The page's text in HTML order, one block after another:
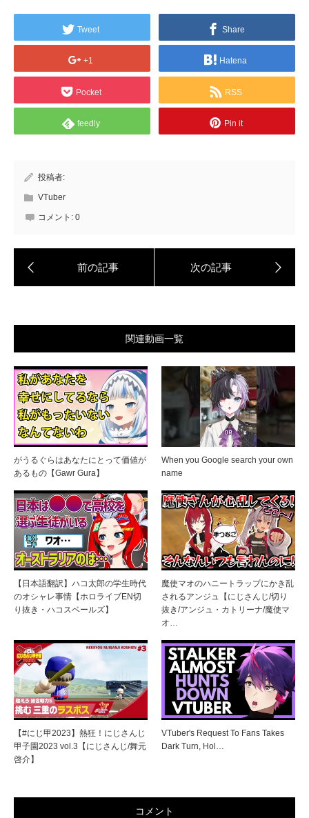
Tweet Share
+1 Hatena
Pocket RSS
feedly Pin it
投稿者:
VTuber
コメント: 0
関連動画一覧
がうるぐらはあなたにとって価値が
あるもの【Gawr Gura】
When you Google search your own
name
【日本語翻訳】ハコ太郎の学生時代
のオシャレ事情【ホロライブEN切
り抜き・ハコスベールズ】
魔使マオのハニートラップにかき乱
されるアンジュ【にじさんじ/切り
抜き/アンジュ・カトリーナ/魔使マ
オ…
【#にじ甲2023】熱狂！にじさんじ
甲子園2023 vol.3【にじさんじ/舞元
啓介】
VTuber's Request To Fans Takes
Dark Turn, Hol…
コメント